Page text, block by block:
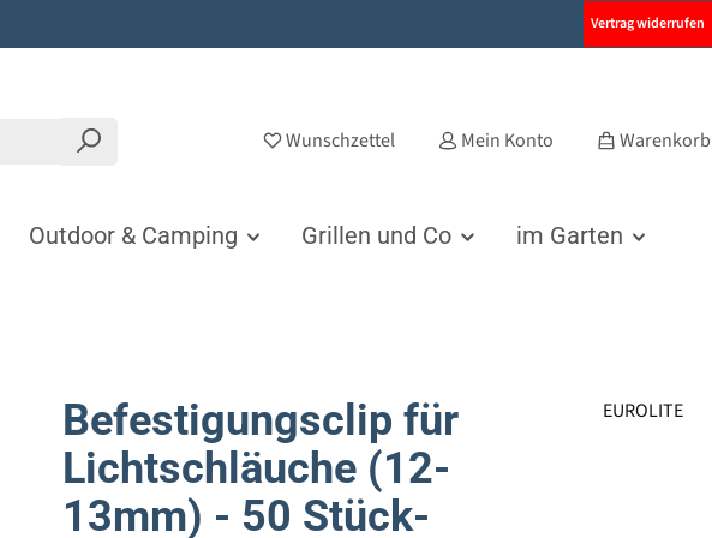
Vertrag widerrufen
Wunschzettel Mein Konto Warenkorb
Outdoor & Camping Grillen und Co im Garten
Befestigungsclip für
Lichtschläuche (12-
13mm) - 50 Stück-
EUROLITE